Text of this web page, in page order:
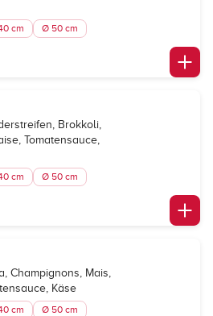
cm Ø 50 cm
Brokkoli,
Tomatensauce,
cm Ø 50 cm
Champignons, Mais,
Käse
cm Ø 50 cm